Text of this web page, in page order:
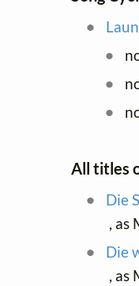
All titles
Die
, as
Die
, as